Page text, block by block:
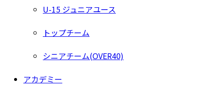
U-15 ジュニアユース
トップチーム
シニアチーム(OVER40)
アカデミー